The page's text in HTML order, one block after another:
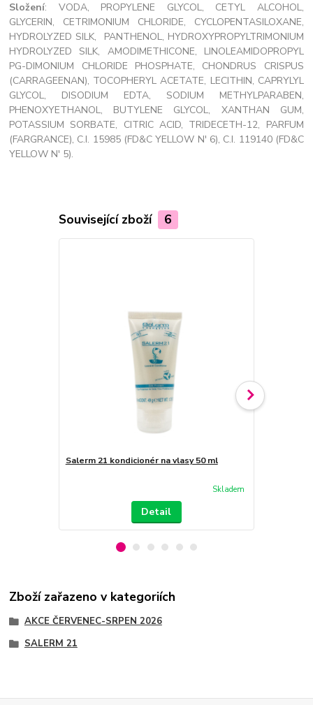
Složení: VODA, PROPYLENE GLYCOL, CETYL ALCOHOL,
GLYCERIN, CETRIMONIUM CHLORIDE, CYCLOPENTASILOXANE,
HYDROLYZED SILK, PANTHENOL, HYDROXYPROPYLTRIMONIUM
HYDROLYZED SILK, AMODIMETHICONE, LINOLEAMIDOPROPYL
PG-DIMONIUM CHLORIDE PHOSPHATE, CHONDRUS CRISPUS
(CARRAGEENAN), TOCOPHERYL ACETATE, LECITHIN, CAPRYLYL
GLYCOL, DISODIUM EDTA, SODIUM METHYLPARABEN,
PHENOXYETHANOL, BUTYLENE GLYCOL, XANTHAN GUM,
POTASSIUM SORBATE, CITRIC ACID, TRIDECETH-12, PARFUM
(FARGRANCE), C.I. 15985 (FD&C YELLOW N' 6), C.I. 119140 (FD&C
YELLOW N' 5).
Související zboží 6
Salerm 21 kondicionér na vlasy 50 ml
Skladem
Detail
Zboží zařazeno v kategoriích
AKCE ČERVENEC-SRPEN 2026
SALERM 21